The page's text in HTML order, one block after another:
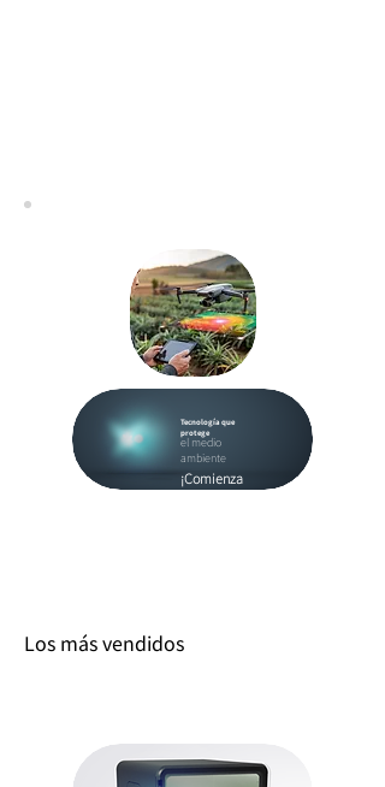
¡Comienza
Tecnología que
protege
el medio
ambiente
Los más vendidos